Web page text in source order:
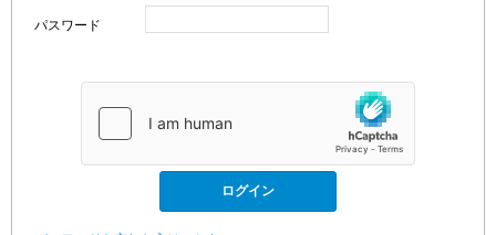
パスワード